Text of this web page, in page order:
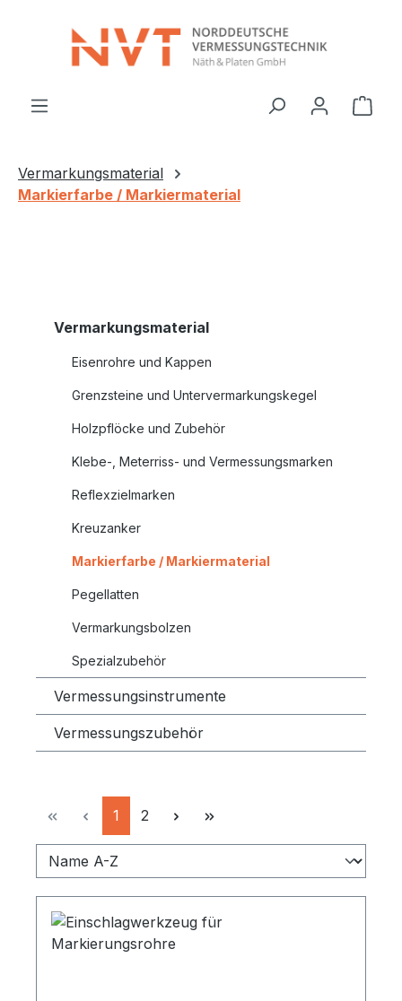
Vermarkungsmaterial
Markierfarbe / Markiermaterial
Vermarkungsmaterial
Eisenrohre und Kappen
Grenzsteine und Untervermarkungskegel
Holzpflöcke und Zubehör
Klebe-, Meterriss- und Vermessungsmarken
Reflexzielmarken
Kreuzanker
Markierfarbe / Markiermaterial
Pegellatten
Vermarkungsbolzen
Spezialzubehör
Vermessungsinstrumente
Vermessungszubehör
Seite
1 Seite
2